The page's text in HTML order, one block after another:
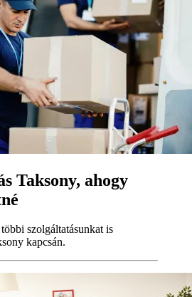
Taksony, ahogy
szolgáltatásunkat is
kapcsán.